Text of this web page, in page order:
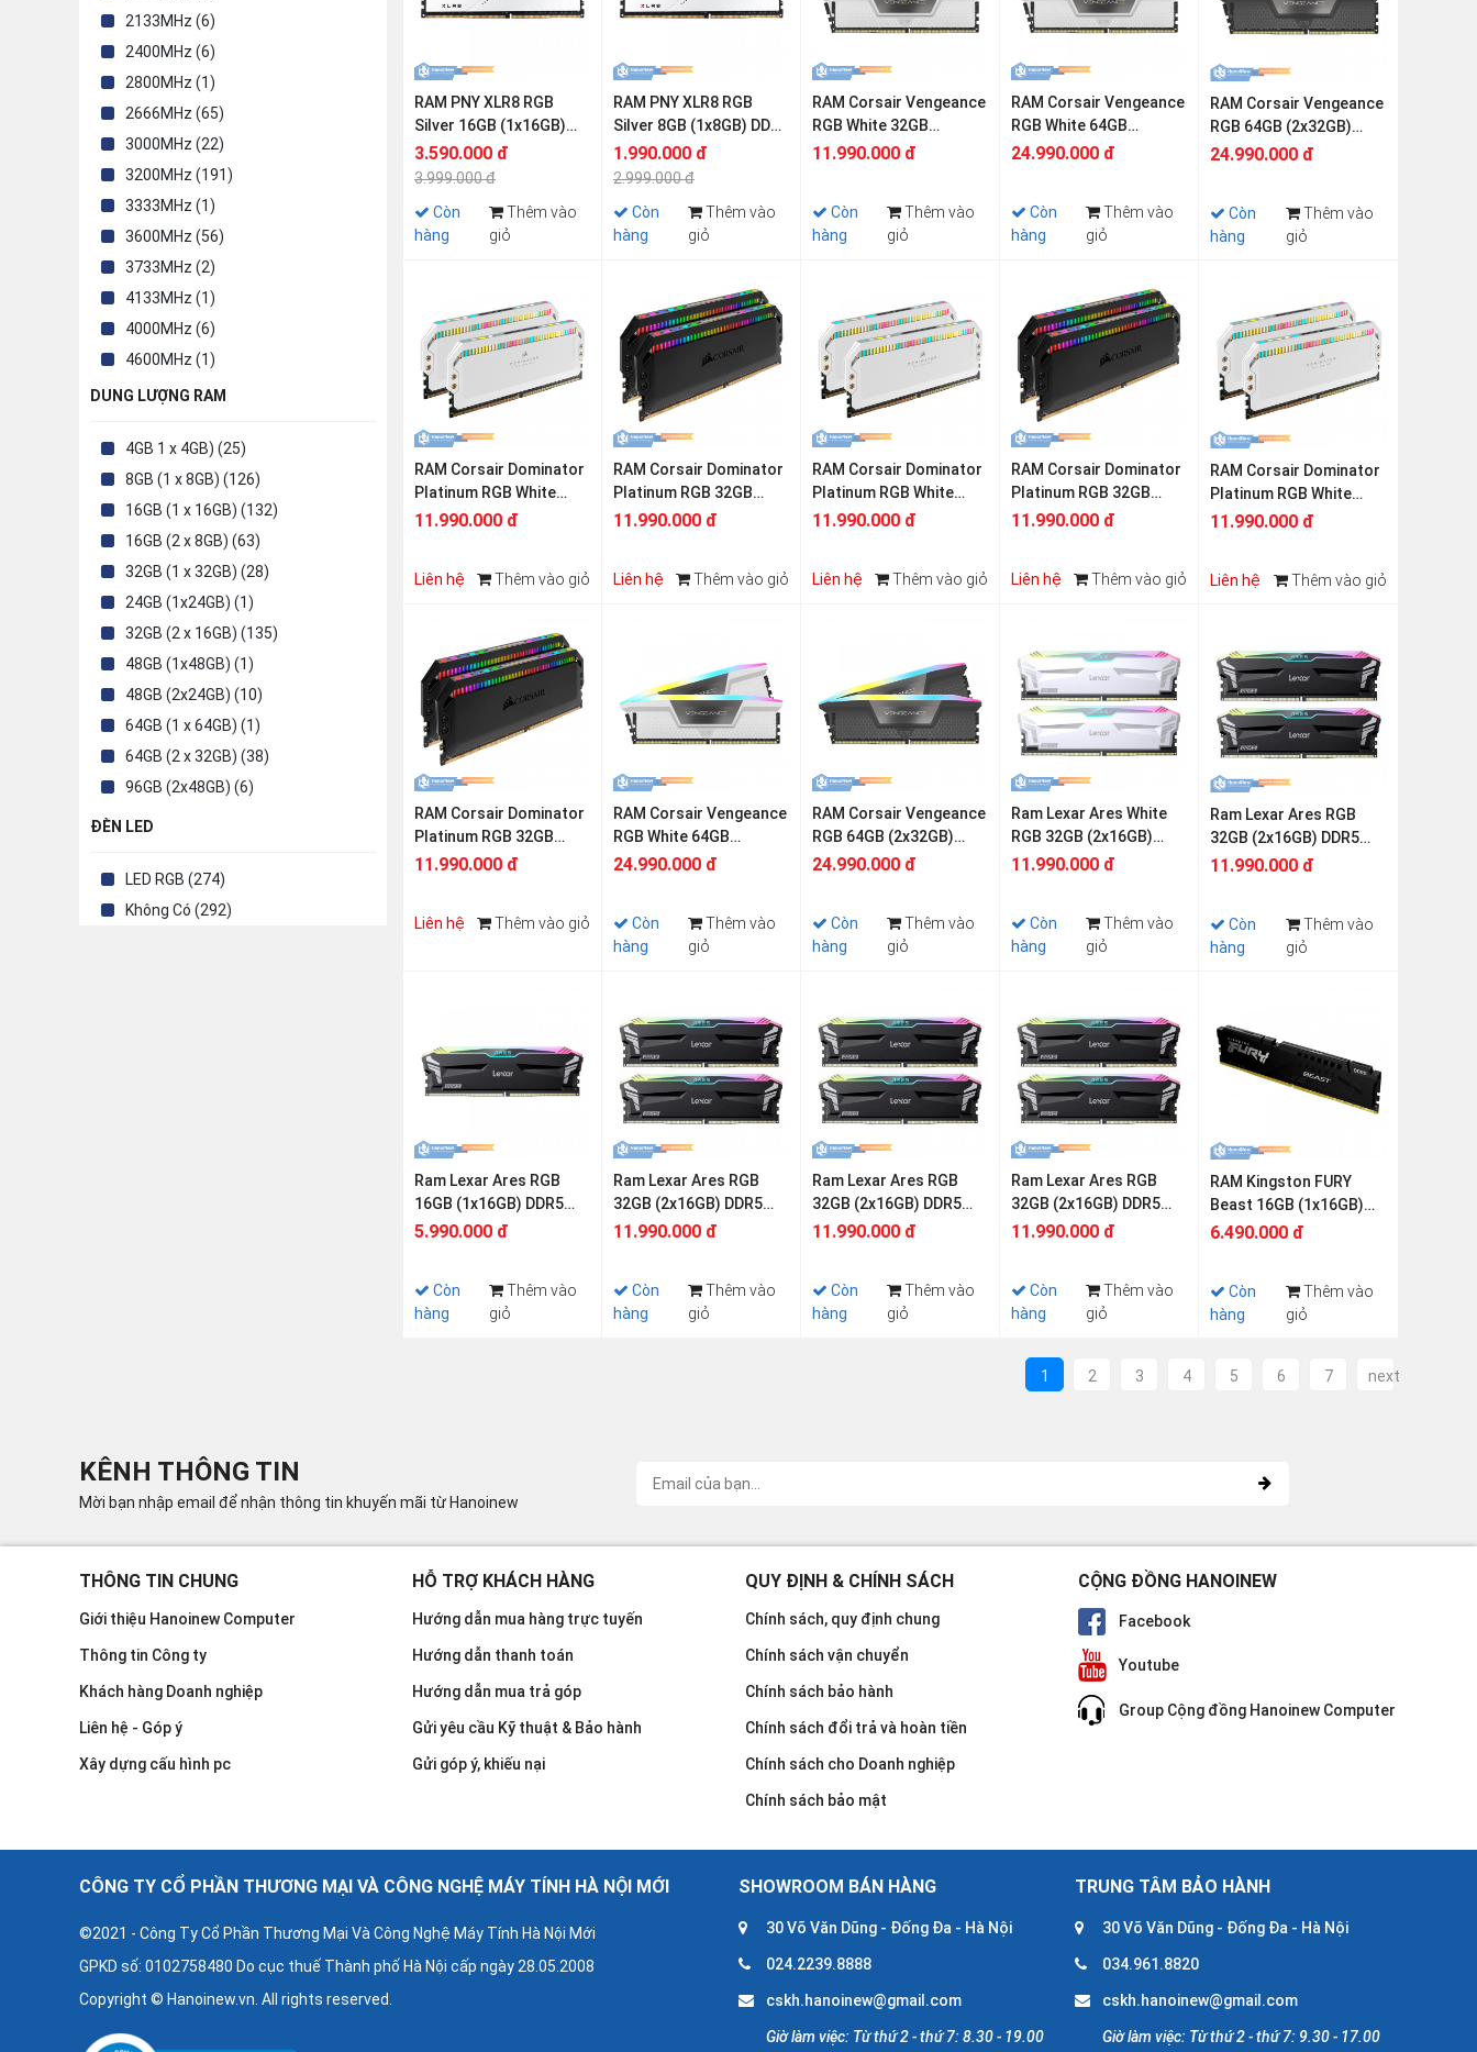
2133MHz (6)
2400MHz (6)
2800MHz (1)
2666MHz (65)
3000MHz (22)
3200MHz (191)
3333MHz (1)
3600MHz (56)
3733MHz (2)
4133MHz (1)
4000MHz (6)
4600MHz (1)
4400MHz (2)
5200MHz (26)
5600MHz (46)
6000MHz (49)
6200MHz (5)
6600MHz (6)
6400MHz (22)
7000MHz (4)
7200MHz (8)
8400MHz (2)
DUNG LƯỢNG RAM
4GB 1 x 4GB) (25)
8GB (1 x 8GB) (126)
16GB (1 x 16GB) (132)
16GB (2 x 8GB) (63)
32GB (1 x 32GB) (28)
24GB (1x24GB) (1)
32GB (2 x 16GB) (135)
48GB (1x48GB) (1)
48GB (2x24GB) (10)
64GB (1 x 64GB) (1)
64GB (2 x 32GB) (38)
96GB (2x48GB) (6)
ĐÈN LED
LED RGB (274)
Không Có (292)
RAM PNY XLR8 RGB
Silver 16GB (1x16GB)
DDR4 3200MHz
3.590.000 đ
3.999.000 đ
Còn
hàng
Thêm vào
giỏ
RAM PNY XLR8 RGB
Silver 8GB (1x8GB) DDR4
3200MHz
1.990.000 đ
2.999.000 đ
Còn
hàng
Thêm vào
giỏ
RAM Corsair Vengeance
RGB White 32GB
(2x16GB) DDR5
11.990.000 đ
Còn
hàng
Thêm vào
giỏ
RAM Corsair Vengeance
RGB White 64GB
(2x32GB) DDR5
24.990.000 đ
Còn
hàng
Thêm vào
giỏ
RAM Corsair Vengeance
RGB 64GB (2x32GB)
DDR5 6400MHz
24.990.000 đ
Còn
hàng
Thêm vào
giỏ
RAM Corsair Dominator
Platinum RGB White
32GB (2x16GB) DDR5
11.990.000 đ
Liên hệ Thêm vào giỏ
RAM Corsair Dominator
Platinum RGB 32GB
(2x16GB) DDR5
11.990.000 đ
Liên hệ Thêm vào giỏ
RAM Corsair Dominator
Platinum RGB White
32GB (2x16GB) DDR5
11.990.000 đ
Liên hệ Thêm vào giỏ
RAM Corsair Dominator
Platinum RGB 32GB
(2x16GB) DDR5
11.990.000 đ
Liên hệ Thêm vào giỏ
RAM Corsair Dominator
Platinum RGB White
32GB (2x16GB) DDR5
11.990.000 đ
Liên hệ Thêm vào giỏ
RAM Corsair Dominator
Platinum RGB 32GB
(2x16GB) DDR5
11.990.000 đ
Liên hệ Thêm vào giỏ
RAM Corsair Vengeance
RGB White 64GB
(2x32GB) DDR5
24.990.000 đ
Còn
hàng
Thêm vào
giỏ
RAM Corsair Vengeance
RGB 64GB (2x32GB)
DDR5 6000MHz
24.990.000 đ
Còn
hàng
Thêm vào
giỏ
Ram Lexar Ares White
RGB 32GB (2x16GB)
DDR5 6400Mhz
11.990.000 đ
Còn
hàng
Thêm vào
giỏ
Ram Lexar Ares RGB
32GB (2x16GB) DDR5
6400Mhz
11.990.000 đ
Còn
hàng
Thêm vào
giỏ
Ram Lexar Ares RGB
16GB (1x16GB) DDR5
6400Mhz
5.990.000 đ
Còn
hàng
Thêm vào
giỏ
Ram Lexar Ares RGB
32GB (2x16GB) DDR5
7200Mhz
11.990.000 đ
Còn
hàng
Thêm vào
giỏ
Ram Lexar Ares RGB
32GB (2x16GB) DDR5
5600Mhz
11.990.000 đ
Còn
hàng
Thêm vào
giỏ
Ram Lexar Ares RGB
32GB (2x16GB) DDR5
6000Mhz
11.990.000 đ
Còn
hàng
Thêm vào
giỏ
RAM Kingston FURY
Beast 16GB (1x16GB)
DDR5 5600MHz
6.490.000 đ
Còn
hàng
Thêm vào
giỏ
1 2 3 4 5 6 7 next
KÊNH THÔNG TIN
Mời bạn nhập email để nhận thông tin khuyến mãi từ Hanoinew
THÔNG TIN CHUNG
Giới thiệu Hanoinew Computer
Thông tin Công ty
Khách hàng Doanh nghiệp
Liên hệ - Góp ý
Xây dựng cấu hình pc
HỖ TRỢ KHÁCH HÀNG
Hướng dẫn mua hàng trực tuyến
Hướng dẫn thanh toán
Hướng dẫn mua trả góp
Gửi yêu cầu Kỹ thuật & Bảo hành
Gửi góp ý, khiếu nại
QUY ĐỊNH & CHÍNH SÁCH
Chính sách, quy định chung
Chính sách vận chuyển
Chính sách bảo hành
Chính sách đổi trả và hoàn tiền
Chính sách cho Doanh nghiệp
Chính sách bảo mật
CỘNG ĐỒNG HANOINEW
Facebook
Youtube
Group Cộng đồng Hanoinew Computer
CÔNG TY CỔ PHẦN THƯƠNG MẠI VÀ CÔNG NGHỆ MÁY TÍNH HÀ NỘI MỚI
©2021 - Công Ty Cổ Phần Thương Mại Và Công Nghệ Máy Tính Hà Nội Mới
GPKD số: 0102758480 Do cục thuế Thành phố Hà Nội cấp ngày 28.05.2008
Copyright © Hanoinew.vn. All rights reserved.
SHOWROOM BÁN HÀNG
30 Võ Văn Dũng - Đống Đa - Hà Nội
024.2239.8888
cskh.hanoinew@gmail.com
Giờ làm việc: Từ thứ 2 - thứ 7: 8.30 - 19.00
TRUNG TÂM BẢO HÀNH
30 Võ Văn Dũng - Đống Đa - Hà Nội
034.961.8820
cskh.hanoinew@gmail.com
Giờ làm việc: Từ thứ 2 - thứ 7: 9.30 - 17.00